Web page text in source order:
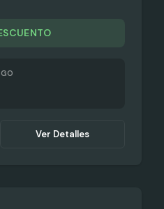
Ver Detalles